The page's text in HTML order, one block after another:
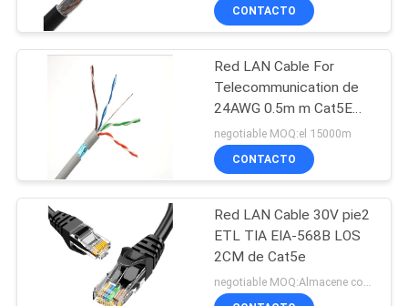
MAPA
POLÍTICA
DE
PRIVACIDAD
CONTACTO
Red LAN Cable For
Telecommunication de
24AWG 0.5m m Cat5E
CAT6
negotiable MOQ:el 15000m
CONTACTO
Red LAN Cable 30V pie2
ETL TIA EIA-568B LOS
2CM de Cat5e